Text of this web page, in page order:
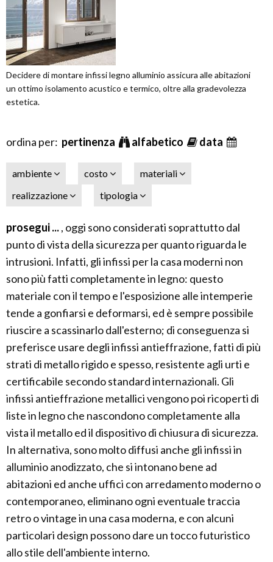
Decidere di montare infissi legno alluminio assicura alle abitazioni
un ottimo isolamento acustico e termico, oltre alla gradevolezza
estetica.
ordina per: pertinenza alfabetico data
ambiente costo
materiali
realizzazione
tipologia
prosegui ..., oggi sono considerati soprattutto dal
punto di vista della sicurezza per quanto riguarda le
intrusioni. Infatti, gli infissi per la casa moderni non
sono più fatti completamente in legno: questo
materiale con il tempo e l'esposizione alle intemperie
tende a gonfiarsi e deformarsi, ed è sempre possibile
riuscire a scassinarlo dall'esterno; di conseguenza si
preferisce usare degli infissi antieffrazione, fatti di più
strati di metallo rigido e spesso, resistente agli urti e
certificabile secondo standard internazionali. Gli
infissi antieffrazione metallici vengono poi ricoperti di
liste in legno che nascondono completamente alla
vista il metallo ed il dispositivo di chiusura di sicurezza.
In alternativa, sono molto diffusi anche gli infissi in
alluminio anodizzato, che si intonano bene ad
abitazioni ed anche uffici con arredamento moderno o
contemporaneo, eliminano ogni eventuale traccia
retro o vintage in una casa moderna, e con alcuni
particolari design possono dare un tocco futuristico
allo stile dell'ambiente interno.